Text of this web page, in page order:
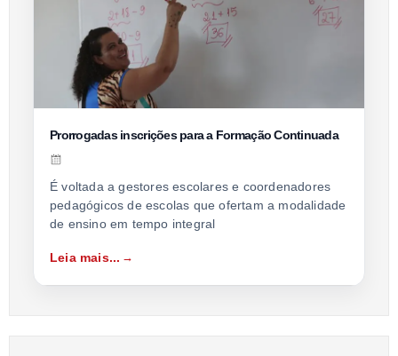
Prorrogadas inscrições para a Formação Continuada
É voltada a gestores escolares e coordenadores
pedagógicos de escolas que ofertam a modalidade
de ensino em tempo integral
Leia mais...